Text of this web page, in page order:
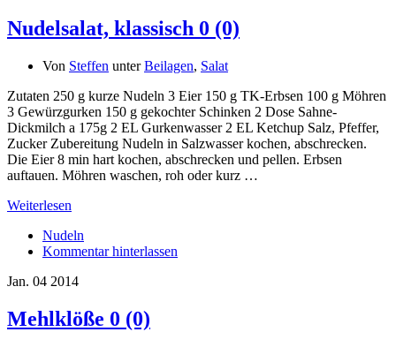
Nudelsalat, klassisch 0 (0)
Von Steffen unterBeilagen, Salat
Zutaten 250 g kurze Nudeln 3 Eier 150 g TK-Erbsen 100 g Möhren
3 Gewürzgurken 150 g gekochter Schinken 2 Dose Sahne-
Dickmilch a 175g 2 EL Gurkenwasser 2 EL Ketchup Salz, Pfeffer,
Zucker Zubereitung Nudeln in Salzwasser kochen, abschrecken.
Die Eier 8 min hart kochen, abschrecken und pellen. Erbsen
auftauen. Möhren waschen, roh oder kurz …
Weiterlesen
Nudeln
Kommentar hinterlassen
Jan. 04 2014
Mehlklöße 0 (0)